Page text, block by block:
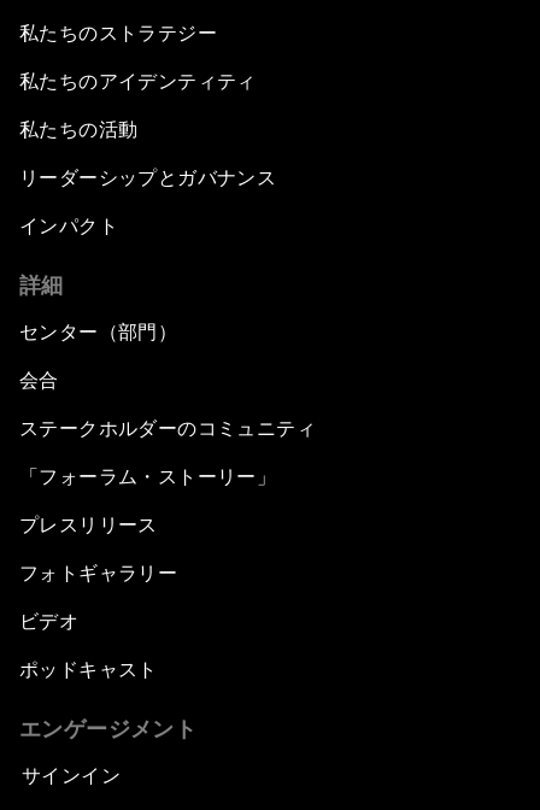
私たちのストラテジー
私たちのアイデンティティ
私たちの活動
リーダーシップとガバナンス
インパクト
詳細
センター（部門）
会合
ステークホルダーのコミュニティ
「フォーラム・ストーリー」
プレスリリース
フォトギャラリー
ビデオ
ポッドキャスト
エンゲージメント
サインイン